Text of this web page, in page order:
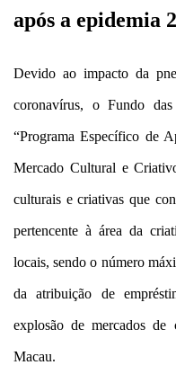
após a epidemia
Devido ao impacto da
coronavírus, o Fundo
“Programa Específico de
Mercado Cultural e
culturais e criativas que
pertencente à área da
locais, sendo o número
da atribuição de
explosão de mercados
Macau.